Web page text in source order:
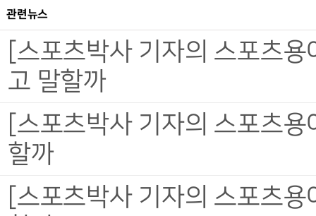
관련뉴스
[스포츠박사 기자의 스포츠
고 말할까
[스포츠박사 기자의 스포츠
할까
[스포츠박사 기자의 스포츠